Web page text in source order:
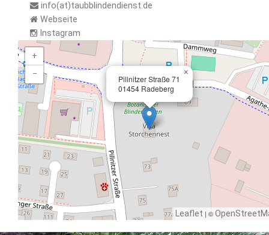
info(at)taubblindendienst.de
Webseite
Instagram
Pillnitzer Straße 71
01454 Radeberg
×
+
−
Leaflet | ©